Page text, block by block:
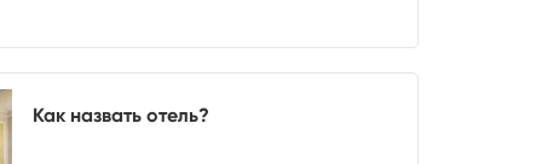
Как назвать отель?